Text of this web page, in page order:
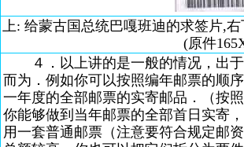
上: 给蒙古国总统巴嘎班迪的求签片,
(原件
４．以上讲的是一般的情况，出于
而为．例如你可以按照编年邮票的顺
一年度的全部邮票的实寄邮品．（按
你能够做到当年邮票的全部首日实寄
用一套普通邮票（注意要符合规定邮